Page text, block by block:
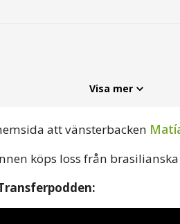
Visa mer
att vänsterbacken
köps loss från brasilianska